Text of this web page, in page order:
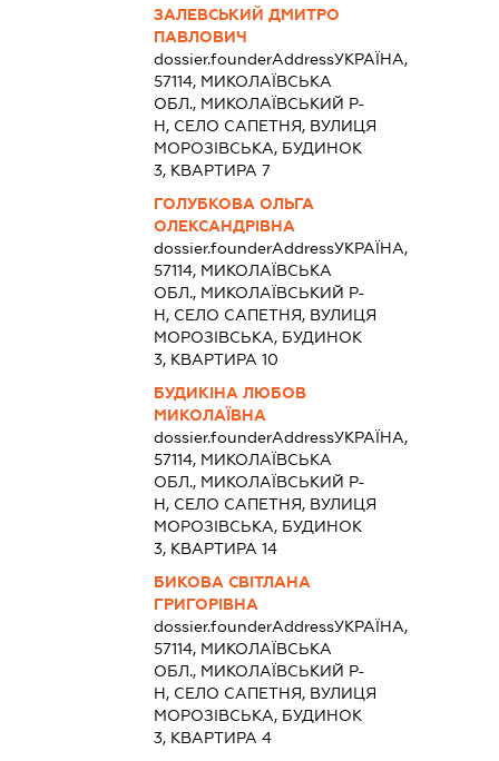
ЗАЛЕВСЬКИЙ ДМИТРО
ПАВЛОВИЧ
dossier.founderAddressУКРАЇНА,
57114, МИКОЛАЇВСЬКА
ОБЛ., МИКОЛАЇВСЬКИЙ Р-
Н, СЕЛО САПЕТНЯ, ВУЛИЦЯ
МОРОЗІВСЬКА, БУДИНОК
3, КВАРТИРА 7
ГОЛУБКОВА ОЛЬГА
ОЛЕКСАНДРІВНА
dossier.founderAddressУКРАЇНА,
57114, МИКОЛАЇВСЬКА
ОБЛ., МИКОЛАЇВСЬКИЙ Р-
Н, СЕЛО САПЕТНЯ, ВУЛИЦЯ
МОРОЗІВСЬКА, БУДИНОК
3, КВАРТИРА 10
БУДИКІНА ЛЮБОВ
МИКОЛАЇВНА
dossier.founderAddressУКРАЇНА,
57114, МИКОЛАЇВСЬКА
ОБЛ., МИКОЛАЇВСЬКИЙ Р-
Н, СЕЛО САПЕТНЯ, ВУЛИЦЯ
МОРОЗІВСЬКА, БУДИНОК
3, КВАРТИРА 14
БИКОВА СВІТЛАНА
ГРИГОРІВНА
dossier.founderAddressУКРАЇНА,
57114, МИКОЛАЇВСЬКА
ОБЛ., МИКОЛАЇВСЬКИЙ Р-
Н, СЕЛО САПЕТНЯ, ВУЛИЦЯ
МОРОЗІВСЬКА, БУДИНОК
3, КВАРТИРА 4